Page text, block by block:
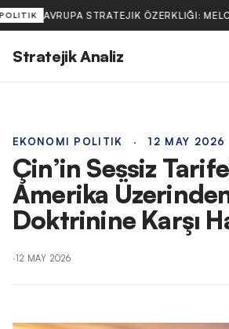
AVRUPA STRATEJIK ÖZERKLIĞI:
Stratejik Analiz
EKONOMI POLITIK · 12 MAY 2026
Çin’in Sessiz
Amerika
Doktrinine Karşı
·12 MAY 2026